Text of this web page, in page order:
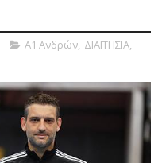
Α1 Ανδρών, ΔΙΑΙΤΗΣΙΑ,